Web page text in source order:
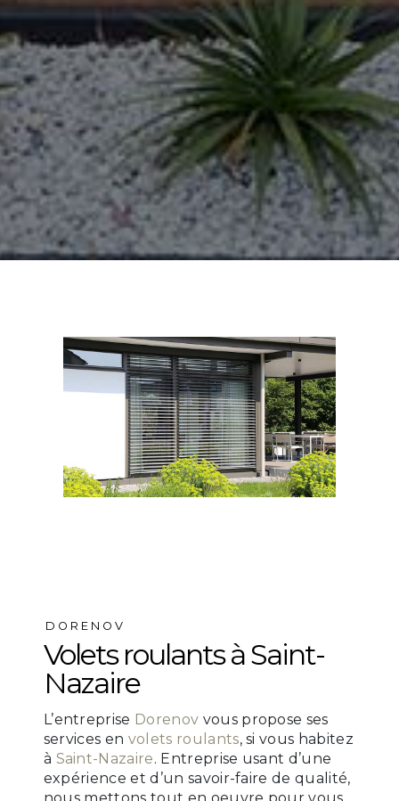
DORENOV
volets roulants à Saint-
Nazaire
L’entreprise Dorenov vous propose ses
services en volets roulants, si vous habitez
à Saint-Nazaire. Entreprise usant d’une
expérience et d’un savoir-faire de qualité,